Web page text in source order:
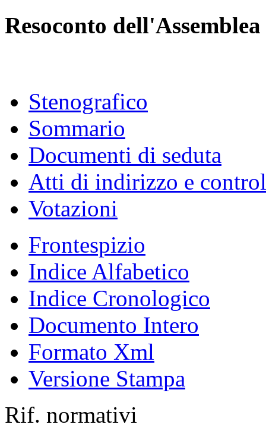
Resoconto dell'Assemblea
Stenografico
Sommario
Documenti di seduta
Atti di indirizzo e
Votazioni
Frontespizio
Indice Alfabetico
Indice Cronologico
Documento Intero
Formato Xml
Versione Stampa
Rif. normativi